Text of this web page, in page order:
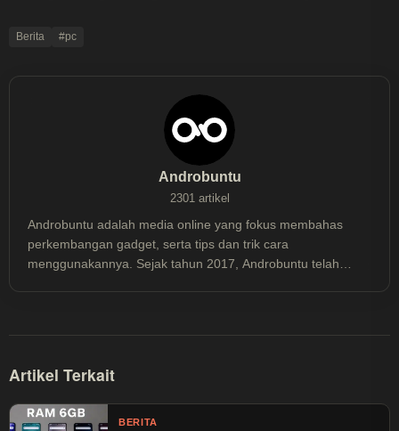
Berita #pc
Androbuntu
2301 artikel
Androbuntu adalah media online yang fokus membahas
perkembangan gadget, serta tips dan trik cara
menggunakannya. Sejak tahun 2017, Androbuntu telah
Artikel Terkait
BERITA